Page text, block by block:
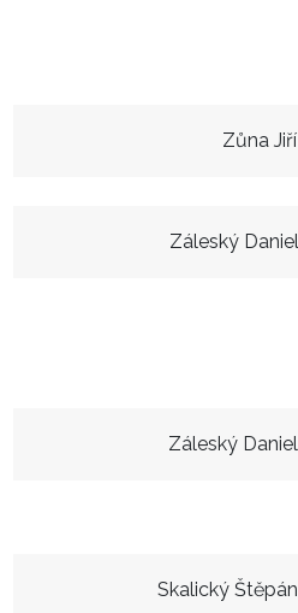
Zůna Jiří
Záleský Daniel
Záleský Daniel
Skalický Štěpán